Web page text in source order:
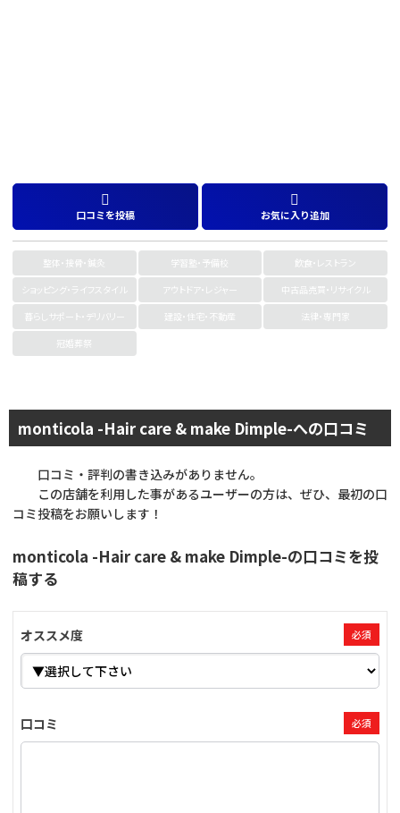
口コミを投稿 お気に入り追加
整体・接骨・鍼灸 学習塾・予備校
飲食・レストラン
ショッピング・ライフスタイル
アウトドア・レジャー
中古品売買・リサイクル
暮らしサポート・デリバリー
建設・住宅・不動産
法律・専門家
冠婚葬祭
monticola -Hair care & make Dimple-への口コミ
口コミ・評判の書き込みがありません。
この店舗を利用した事があるユーザーの方は、ぜひ、最初の口
コミ投稿をお願いします！
monticola -Hair care & make Dimple-の口コミを投
稿する
オススメ度 必須
口コミ 必須